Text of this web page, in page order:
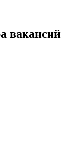
вакансий